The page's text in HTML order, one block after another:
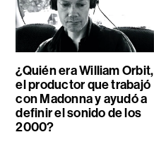
¿Quién era William Orbit,
el productor que trabajó
con Madonna y ayudó a
definir el sonido de los
2000?